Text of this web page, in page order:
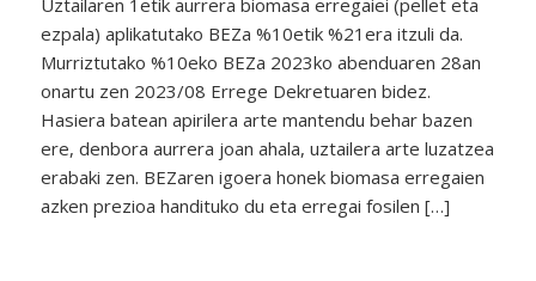
Uztailaren 1etik aurrera biomasa erregaiei (pellet eta
ezpala) aplikatutako BEZa %10etik %21era itzuli da.
Murriztutako %10eko BEZa 2023ko abenduaren 28an
onartu zen 2023/08 Errege Dekretuaren bidez.
Hasiera batean apirilera arte mantendu behar bazen
ere, denbora aurrera joan ahala, uztailera arte luzatzea
erabaki zen. BEZaren igoera honek biomasa erregaien
azken prezioa handituko du eta erregai fosilen […]